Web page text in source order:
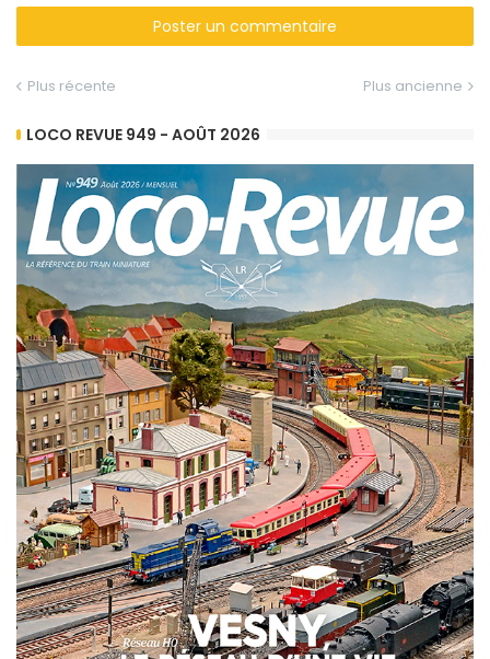
Poster un commentaire
Plus récente Plus ancienne
LOCO REVUE 949 - AOÛT 2026